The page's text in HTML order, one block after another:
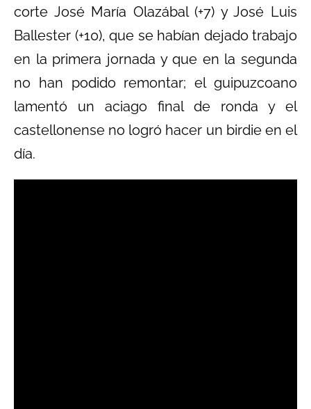
corte José María Olazábal (+7) y José Luis
Ballester (+10), que se habían dejado trabajo
en la primera jornada y que en la segunda
no han podido remontar; el guipuzcoano
lamentó un aciago final de ronda y el
castellonense no logró hacer un birdie en el
día.